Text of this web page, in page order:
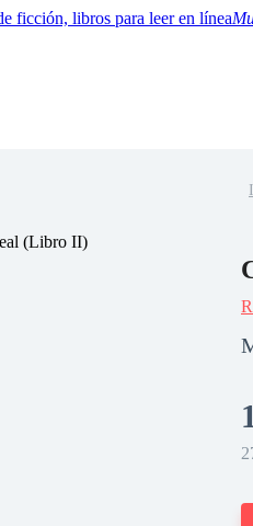
Fantasía Urbano